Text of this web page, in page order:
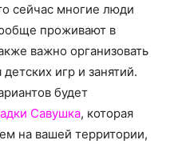
сейчас многие люди
проживают в
важно организовать
игр и занятий.
будет
Савушка, которая
на вашей территории,